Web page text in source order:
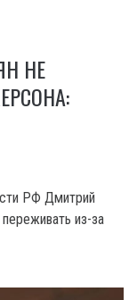
НЕ
РФ Дмитрий
из-за